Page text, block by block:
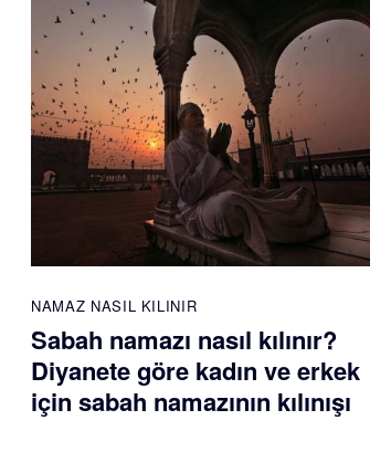
NAMAZ NASIL KILINIR
Sabah namazı nasıl kılınır?
Diyanete göre kadın ve erkek
için sabah namazının kılınışı